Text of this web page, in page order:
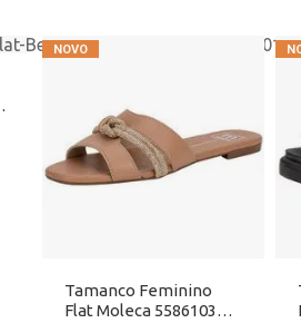
Tamanco Feminino
Flat Moleca 5586103